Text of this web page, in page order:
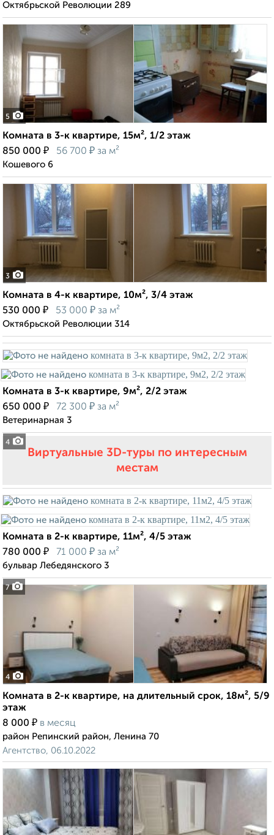
Октябрьской Революции 289
5
Комната в 3-к квартире, 15м², 1/2 этаж
850 000 ₽ 56 700 ₽ за м²
Кошевого 6
3
Комната в 4-к квартире, 10м², 3/4 этаж
530 000 ₽ 53 000 ₽ за м²
Октябрьской Революции 314
4
Комната в 3-к квартире, 9м², 2/2 этаж
650 000 ₽ 72 300 ₽ за м²
Ветеринарная 3
Виртуальные 3D-туры по интересным
местам
7
Комната в 2-к квартире, 11м², 4/5 этаж
780 000 ₽ 71 000 ₽ за м²
бульвар Лебедянского 3
4
Комната в 2-к квартире, на длительный срок, 18м², 5/9
этаж
8 000 ₽ в месяц
район Репинский район, Ленина 70
Агентство, 06.10.2022